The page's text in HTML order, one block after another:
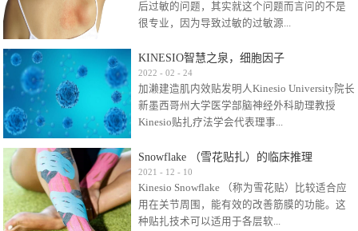
后过敏的问题，其实就这个问题而言问的不是
很专业，因为导致过敏的过敏源...
很多，比如试穿件衣服有时都会过敏，特定条
件下吃东西有时也会过敏，难道不吃不穿了？
其他品牌的在此我们不予评价，就KINESIO肌内
效贴布来说，40多年的研究开发制造肌内效贴
比如我本人，几乎天天接触KINESIO肌内效，无
论从皮肤适应性还是本人皮肤本身就不属于不
易过敏的那种，基本不会有过敏瘙痒的情况。
但是，当身体不适、休息不好、持续紧张等特
殊因素的影响下，有时还是会出现瘙痒过敏的
KINESIO智慧之泉，细胞因子
2022 - 02 - 24
加濑建造肌内效贴发明人Kinesio University院长
新墨西哥州大学医学部脑神经外科助理教授
Kinesio贴扎疗法学会代表理事...
Kinesio Taping Association International
（KTAI）名誉会长 身体具有免疫、疼痛、细胞
破坏、发热、修复、增殖、再生等自然愈合能
力。 多作为细胞因子存在于皮肤表皮、真皮、
Snowflake （雪花贴扎）的临床推理
2021 - 12 - 10
Kinesio Snowflake （称为雪花贴）比较适合应
用在关节周围，能有效的改善筋膜的功能。这
种贴扎技术可以适用于各层软...